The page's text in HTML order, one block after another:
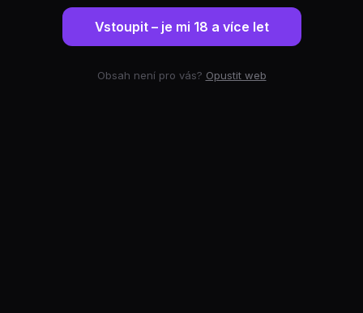
Vstoupit – je mi 18 a více let
Obsah není pro vás? Opustit web